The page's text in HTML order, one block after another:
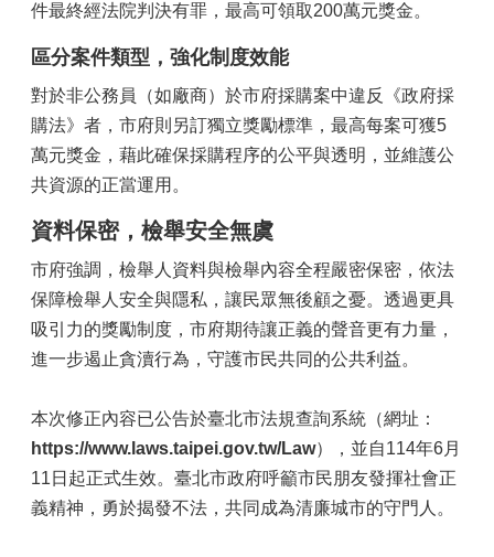
件最終經法院判決有罪，最高可領取200萬元獎金。
區分案件類型，強化制度效能
對於非公務員（如廠商）於市府採購案中違反《政府採
購法》者，市府則另訂獨立獎勵標準，最高每案可獲5
萬元獎金，藉此確保採購程序的公平與透明，並維護公
共資源的正當運用。
資料保密，檢舉安全無虞
市府強調，檢舉人資料與檢舉內容全程嚴密保密，依法
保障檢舉人安全與隱私，讓民眾無後顧之憂。透過更具
吸引力的獎勵制度，市府期待讓正義的聲音更有力量，
進一步遏止貪瀆行為，守護市民共同的公共利益。
本次修正內容已公告於臺北市法規查詢系統（網址：
https://www.laws.taipei.gov.tw/Law），並自114年6月
11日起正式生效。臺北市政府呼籲市民朋友發揮社會正
義精神，勇於揭發不法，共同成為清廉城市的守門人。